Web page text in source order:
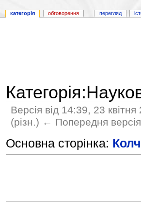
Версія від 14:39, 23
(різн.) ← Попередня
Основна сторінка:
категорія обговорення перегляд